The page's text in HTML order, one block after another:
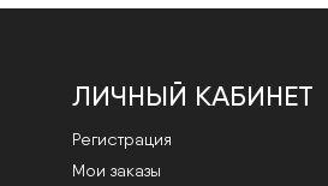
ЛИЧНЫЙ КАБИНЕТ
Регистрация
Мои заказы